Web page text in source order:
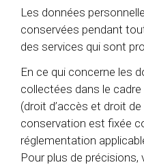
Les données
conservées pendant
des services qui sont
En ce qui concerne les
collectées dans le cadre
(droit d’accès et droit
conservation est fixée
réglementation
Pour plus de